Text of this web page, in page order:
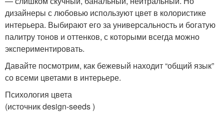
дизайнеры с любовью используют цвет в колористике
интерьера. Выбирают его за универсальность и богатую
палитру тонов и оттенков, с которыми всегда можно
экспериментировать.
Давайте посмотрим, как бежевый находит “общий язык”
со всеми цветами в интерьере.
Психология цвета
(источник design-seeds )